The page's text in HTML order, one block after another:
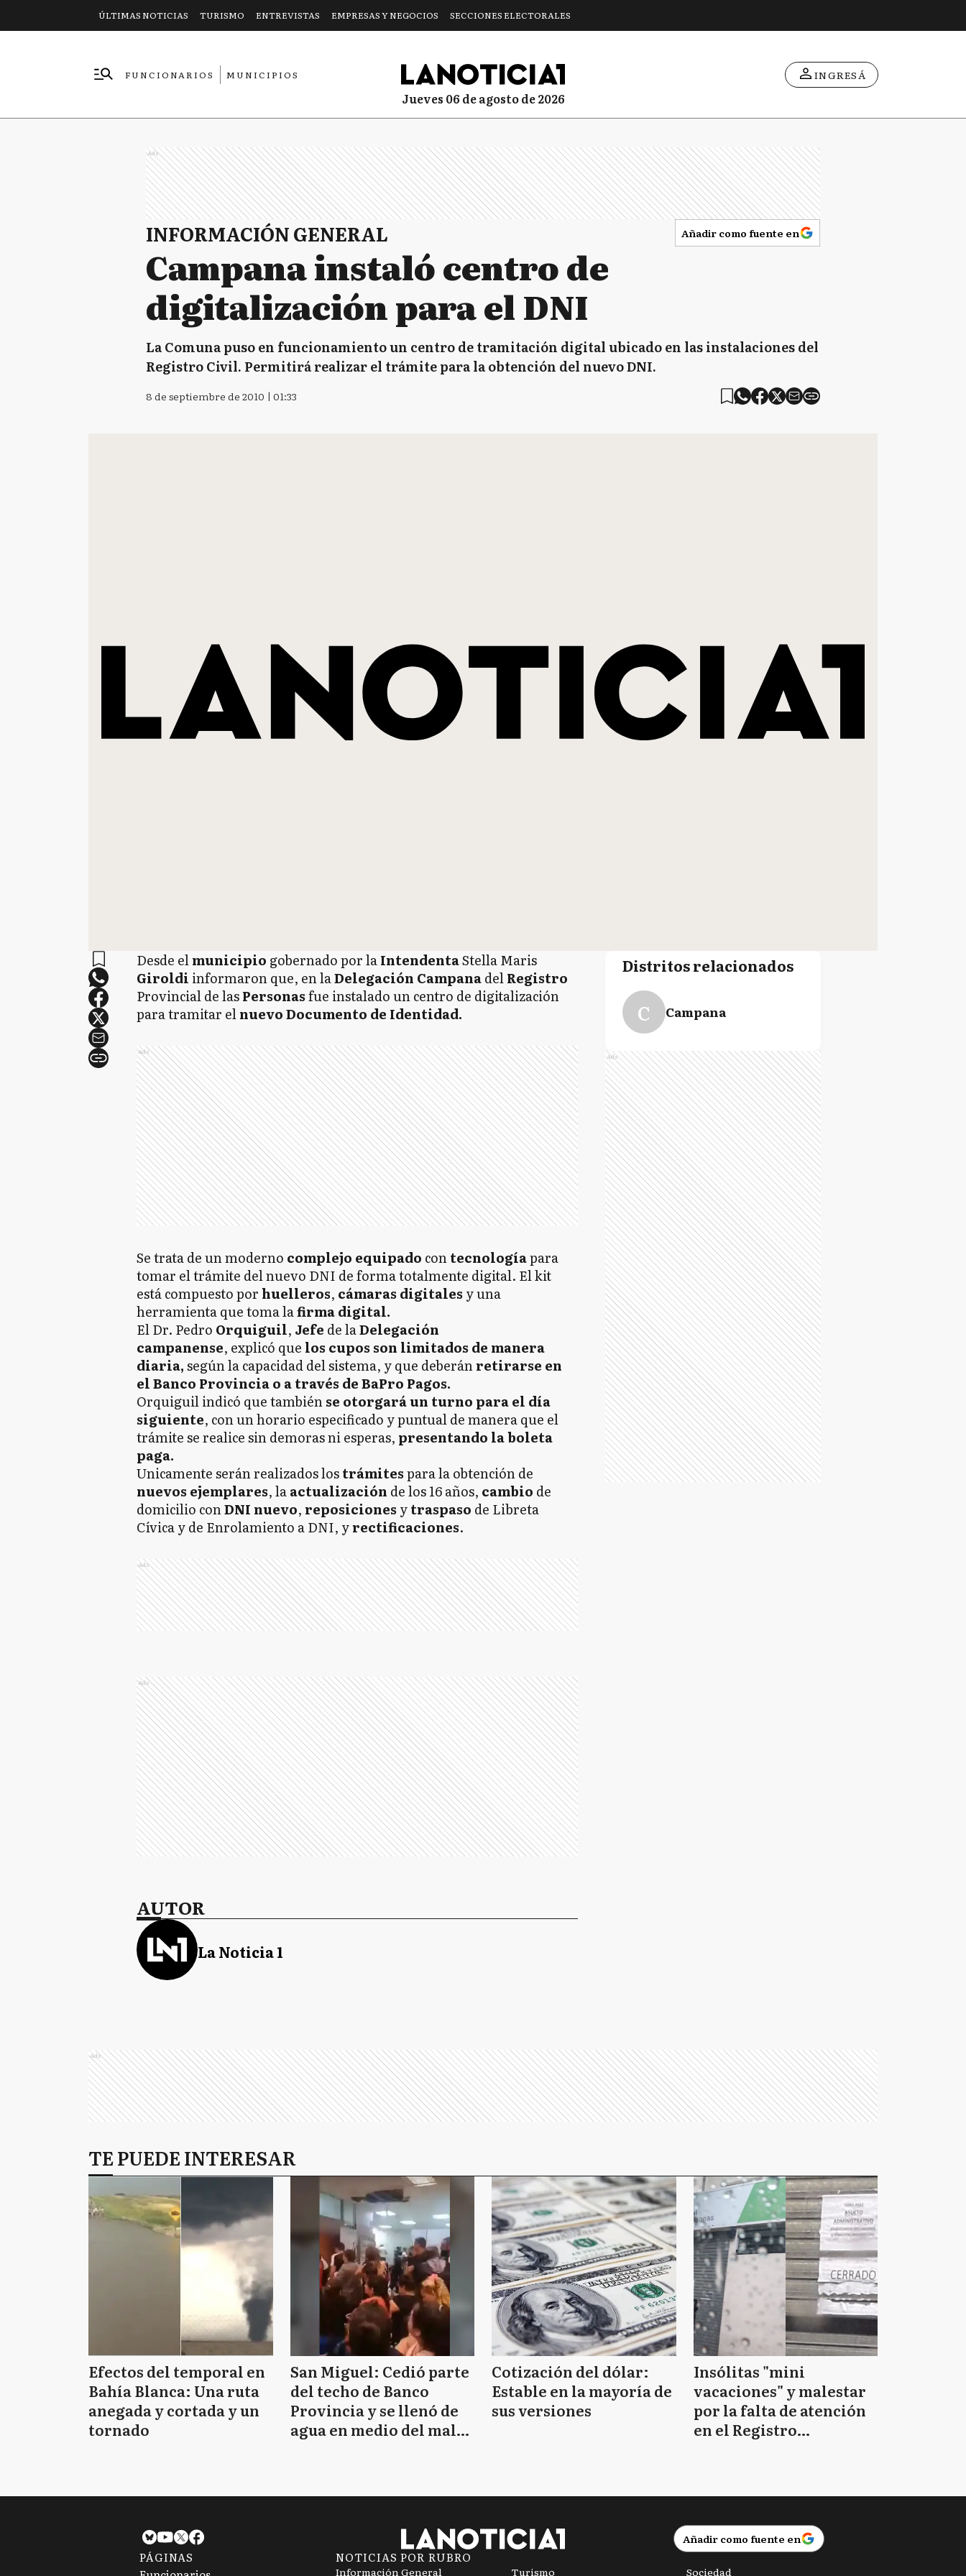
ÚLTIMAS NOTICIAS TURISMO ENTREVISTAS EMPRESAS Y NEGOCIOS SECCIONES ELECTORALES
FUNCIONARIOS
MUNICIPIOS
jueves 06 de agosto de 2026
INGRESÁ
Ads
INFORMACIÓN GENERAL Añadir como fuente en
Campana instaló centro de
digitalización para el DNI
La Comuna puso en funcionamiento un centro de tramitación digital ubicado en las instalaciones del
Registro Civil. Permitirá realizar el trámite para la obtención del nuevo DNI.
8 de septiembre de 2010 | 01:33
Desde elmunicipio gobernado por laIntendentaStella Maris
Giroldi informaron que, en laDelegación CampanadelRegistro
Provincial de lasPersonasfue instalado un centro de digitalización
para tramitar elnuevo Documento de Identidad.
Ads
Se trata de un moderno complejo equipado contecnologíapara
tomar el trámite del nuevo DNI de forma totalmente digital. El kit
está compuesto por huelleros, cámaras digitales y una
herramienta que toma lafirma digital.
El Dr. Pedro Orquiguil, Jefe de laDelegación
campanense, explicó que los cupos son limitados de manera
diaria,según la capacidad del sistema, y que deberánretirarse en
el Banco Provincia o a través de BaPro Pagos.
Orquiguil indicó que tambiénse otorgará un turno para el día
siguiente, con un horario especificado y puntual de manera que el
trámite se realice sin demoras ni esperas, presentando la boleta
paga.
Unicamente serán realizados lostrámitespara la obtención de
nuevos ejemplares, laactualización de los 16 años, cambio de
domicilio conDNI nuevo, reposiciones ytraspaso de Libreta
Cívica y de Enrolamiento a DNI, yrectificaciones.
Ads
Ads
AUTOR
La Noticia 1
Distritos relacionados
C Campana
Ads
Ads
TE PUEDE INTERESAR
Efectos del temporal en
Bahía Blanca: Una ruta
anegada y cortada y un
tornado
San Miguel: Cedió parte
del techo de Banco
Provincia y se llenó de
agua en medio del mal
Cotización del dólar:
Estable en la mayoría de
sus versiones
Insólitas "mini
vacaciones" y malestar
por la falta de atención
en el Registro
Añadir como fuente en
PÁGINAS
NOTICIAS POR RUBRO
Información General Turismo Sociedad